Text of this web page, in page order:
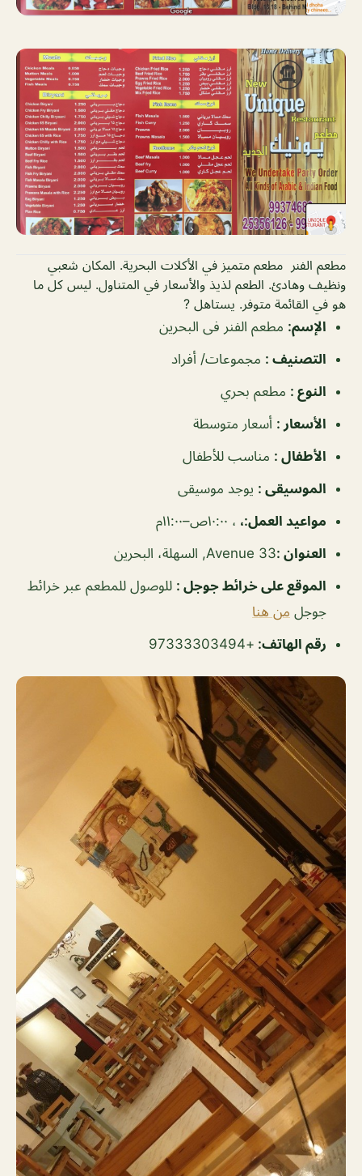
مطعم الفنر مطعم متميز في الأكلات البحرية. المكان شعبي
ونظيف وهادئ. الطعم لذيذ والأسعار في المتناول. ليس كل ما
هو في القائمة متوفر. يستاهل ?
الإسم: مطعم الفنر فى البحرين
التصنيف : مجموعات/ أفراد
النوع : مطعم بحري
الأسعار : أسعار متوسطة
الأطفال : مناسب للأطفال
الموسيقى : يوجد موسيقى
مواعيد العمل:، ، ١٠:٠٠ص–١١:٠٠م
العنوان :Avenue 33, السهلة، البحرين
الموقع على خرائط جوجل : للوصول للمطعم عبر خرائط
جوجل من هنا
رقم الهاتف:
+97333303494